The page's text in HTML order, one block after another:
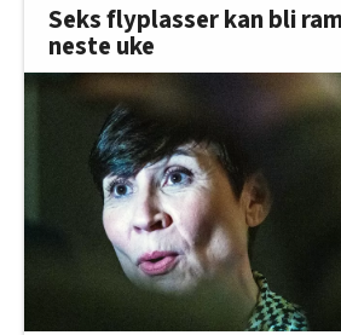
Seks flyplasser kan bli
neste uke